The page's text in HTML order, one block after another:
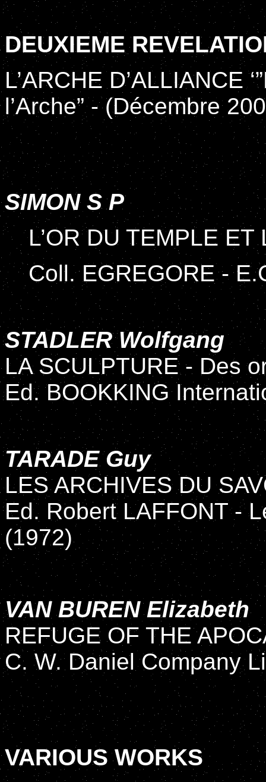
DEUXIEME
L’ARCHE D’ALLIANCE
l’Arche” - (Décembre
SIMON S P
L’OR DU TEMPLE
Coll. EGREGORE -
STADLER Wolfgang
LA SCULPTURE - Des
Ed. BOOKKING
TARADE Guy
LES ARCHIVES DU
Ed. Robert LAFFONT -
(1972)
VAN BUREN Elizabeth
REFUGE OF THE
C. W. Daniel Company
VARIOUS WORKS